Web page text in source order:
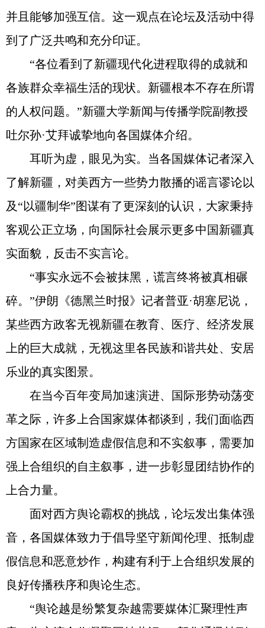
并且能够加强互信。这一观点在论坛及活动中得
到了广泛共鸣和充分印证。
“各位看到了新疆现代化进程取得的成就和
各族群众幸福生活的现状。新疆根本不存在所谓
的人权问题。”新疆大学新闻与传播学院副教授
吐尔孙·艾拜诚挚地向各国媒体介绍。
耳听为虚，眼见为实。当各国媒体记者深入
了解新疆，对美西方一些势力散播的谣言谬论以
及“以疆制华”图谋有了更深刻的认识，大家秉持
客观公正立场，向国际社会展示更多中国新疆真
实面貌，反击不实言论。
“事实永远不会被抹黑，谎言终将被真相碾
碎。”伊朗《德黑兰时报》记者普亚·胡塞尼说，
某些西方政客无视新疆在教育、医疗、经济发展
上的巨大成就，无视这里各民族和谐共处、安居
乐业的真实图景。
在当今百年变局加速演进、国际形势动荡变
革之际，许多上合国家媒体都谈到，我们面临西
方国家在区域制造虚假信息和不实叙事，需要加
强上合组织的自主叙事，进一步彰显团结协作的
上合力量。
面对西方舆论霸权的挑战，论坛发出集体强
音，各国媒体致力于倡导坚守新闻伦理、抵制虚
假信息和恶意炒作，构建有利于上合组织发展的
良好传播秩序和舆论生态。
“舆论越是纷繁复杂越需要媒体汇聚理性声